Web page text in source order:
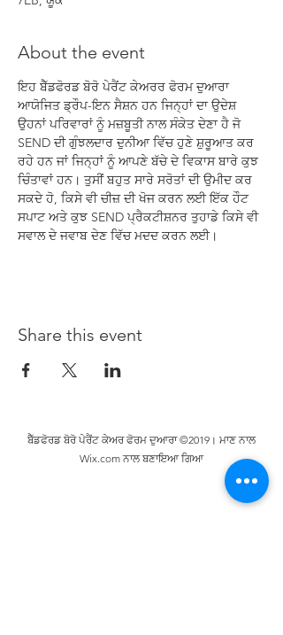
About the event
ਇਹ ਬੈੱਡਫੋਰਡ ਬੋਰੋ ਪੇਰੈਂਟ ਕੇਅਰਰ ਫੋਰਮ ਦੁਆਰਾ
ਆਯੋਜਿਤ ਡ੍ਰੌਪ-ਇਨ ਸੈਸ਼ਨ ਹਨ ਜਿਨ੍ਹਾਂ ਦਾ ਉਦੇਸ਼
ਉਹਨਾਂ ਪਰਿਵਾਰਾਂ ਨੂੰ ਮਜ਼ਬੂਤੀ ਨਾਲ ਸੰਕੇਤ ਦੇਣਾ ਹੈ ਜੋ
SEND ਦੀ ਗੁੰਝਲਦਾਰ ਦੁਨੀਆ ਵਿੱਚ ਹੁਣੇ ਸ਼ੁਰੂਆਤ ਕਰ
ਰਹੇ ਹਨ ਜਾਂ ਜਿਨ੍ਹਾਂ ਨੂੰ ਆਪਣੇ ਬੱਚੇ ਦੇ ਵਿਕਾਸ ਬਾਰੇ ਕੁਝ
ਚਿੰਤਾਵਾਂ ਹਨ। ਤੁਸੀਂ ਬਹੁਤ ਸਾਰੇ ਸਰੋਤਾਂ ਦੀ ਉਮੀਦ ਕਰ
ਸਕਦੇ ਹੋ, ਕਿਸੇ ਵੀ ਚੀਜ਼ ਦੀ ਖੋਜ ਕਰਨ ਲਈ ਇੱਕ ਹੌਟ
ਸਪਾਟ ਅਤੇ ਕੁਝ SEND ਪ੍ਰੈਕਟੀਸ਼ਨਰ ਤੁਹਾਡੇ ਕਿਸੇ ਵੀ
ਸਵਾਲ ਦੇ ਜਵਾਬ ਦੇਣ ਵਿੱਚ ਮਦਦ ਕਰਨ ਲਈ।
Share this event
ਬੈੱਡਫੋਰਡ ਬੋਰੋ ਪੇਰੈਂਟ ਕੇਅਰ ਫੋਰਮ ਦੁਆਰਾ ©2019। ਮਾਣ ਨਾਲ
Wix.com ਨਾਲ ਬਣਾਇਆ ਗਿਆ